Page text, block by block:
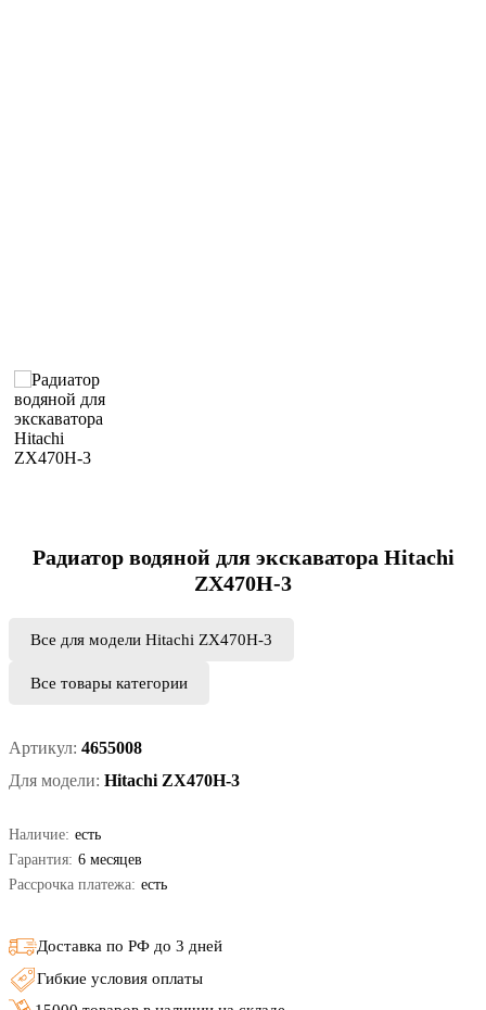
Радиатор водяной для экскаватора Hitachi
ZX470H-3
Все для модели Hitachi ZX470H-3
Все товары категории
Артикул: 4655008
Для модели: Hitachi ZX470H-3
Наличие: есть
Гарантия: 6 месяцев
Рассрочка платежа: есть
Доставка по РФ до 3 дней
Гибкие условия оплаты